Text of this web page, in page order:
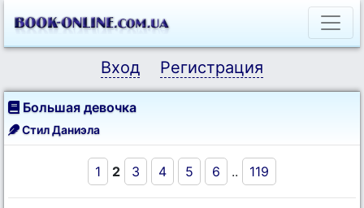
Вход Регистрация
Большая девочка
Стил Даниэла
1 2 3 4 5 6 .. 119